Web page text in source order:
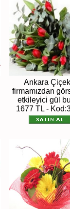
Ankara
firmamızdan
etkileyici gül
1677 TL -